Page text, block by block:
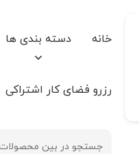
خانه دسته بندی ها
رزرو فضای کار اشتراکی